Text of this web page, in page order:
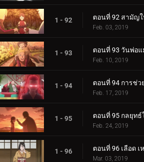
1 - 92 ตอนที่ 92 สามัญ
Feb. 03, 2019
1 - 93 ตอนที่ 93 วันพ่อ
Feb. 10, 2019
1 - 94
Feb. 17, 2019
1 - 95
Feb. 24, 2019
1 - 96 ตอนที่ 96 เลือด
Mar. 03, 2019